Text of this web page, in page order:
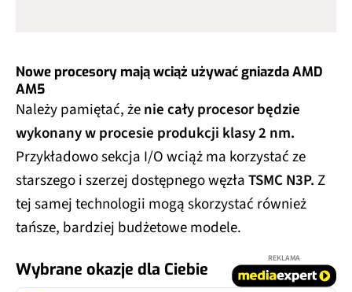
Nowe procesory mają wciąż używać gniazda AMD
AM5
Należy pamiętać, żenie cały procesor będzie
wykonany w procesie produkcji klasy 2 nm.
Przykładowo sekcja I/O wciąż ma korzystać ze
starszego i szerzej dostępnego węzłaTSMC N3P.Z
tej samej technologii mogą skorzystać również
tańsze, bardziej budżetowe modele.
Wybrane okazje dla Ciebie
REKLAMA